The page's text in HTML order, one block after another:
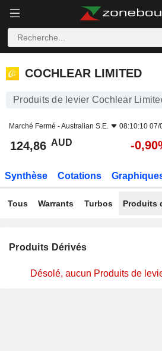
COCHLEAR LIMITED
COCHLEAR LIMITED
Produits de levier Cochlear
Marché Fermé -Australian S.E. 08:10:10 07/
124,86 AUD -
Synthèse Cotations
Tous Warrants Turbos Produits
Produits Dérivés
Désolé, aucun Produits de